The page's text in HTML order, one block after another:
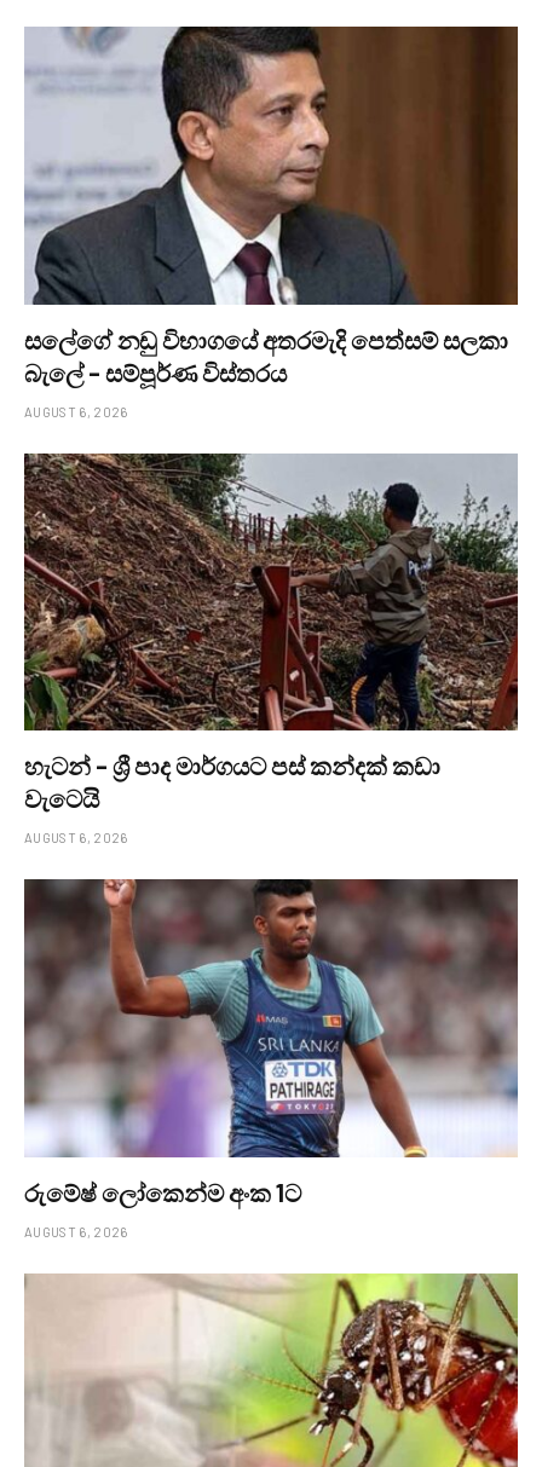
සලේගේ නඩු විභාගයේ අතරමැදි පෙත්සම් සලකා
බැලේ – සම්පූර්ණ විස්තරය
AUGUST 6, 2026
හැටන් – ශ්‍රී පාද මාර්ගයට පස් කන්දක් කඩා
වැටෙයි
AUGUST 6, 2026
රුමේෂ් ලෝකෙන්ම අංක 1ට
AUGUST 6, 2026